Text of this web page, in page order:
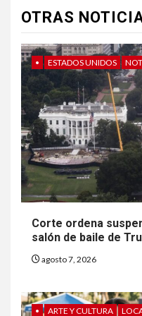
OTRAS
• ESTADOS UNIDOS
Corte ordena
salón de baile de
agosto 7, 2026
• ARTE Y CULTURA